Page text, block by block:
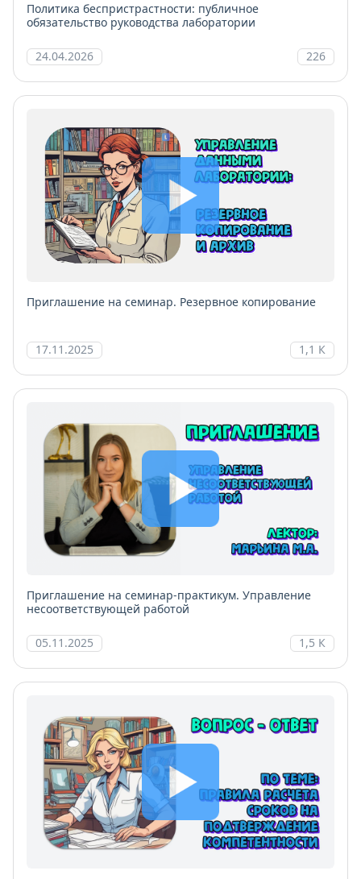
Политика беспристрастности: публичное
обязательство руководства лаборатории
24.04.2026 226
Приглашение на семинар. Резервное копирование
17.11.2025 1,1 К
Приглашение на семинар-практикум. Управление
несоответствующей работой
05.11.2025 1,5 К